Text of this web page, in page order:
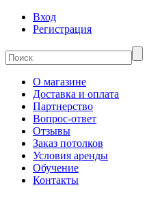
Вход
Регистрация
О магазине
Доставка и оплата
Партнерство
Вопрос-ответ
Отзывы
Заказ потолков
Условия аренды
Обучение
Контакты